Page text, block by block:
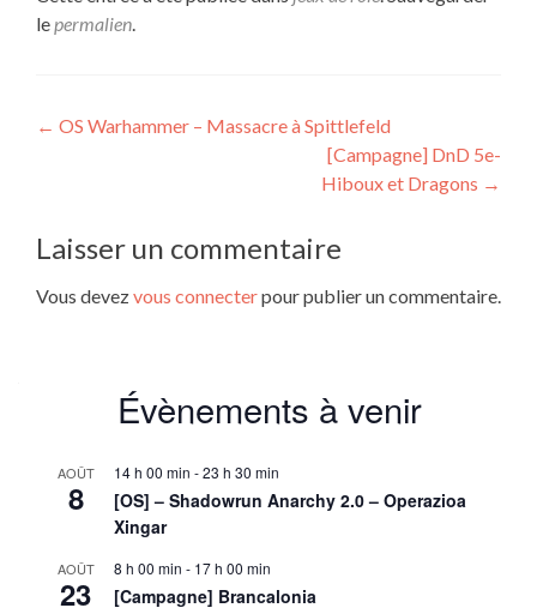
lepermalien.
Navigation
← OS Warhammer – Massacre à Spittlefeld
[Campagne] DnD 5e-
Hiboux et Dragons →
Laisser un commentaire
Vous devezvous connecterpour publier un commentaire.
Évènements à venir
AOÛT
8
14 h 00 min -23 h 30 min
[OS] – Shadowrun Anarchy 2.0 – Operazioa
Xingar
AOÛT
23
8 h 00 min - 17 h 00 min
[Campagne] Brancalonia